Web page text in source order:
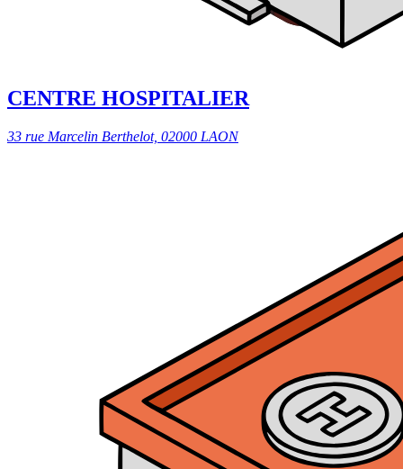
CENTRE HOSPITALIER
33 rue Marcelin Berthelot, 02000 LAON